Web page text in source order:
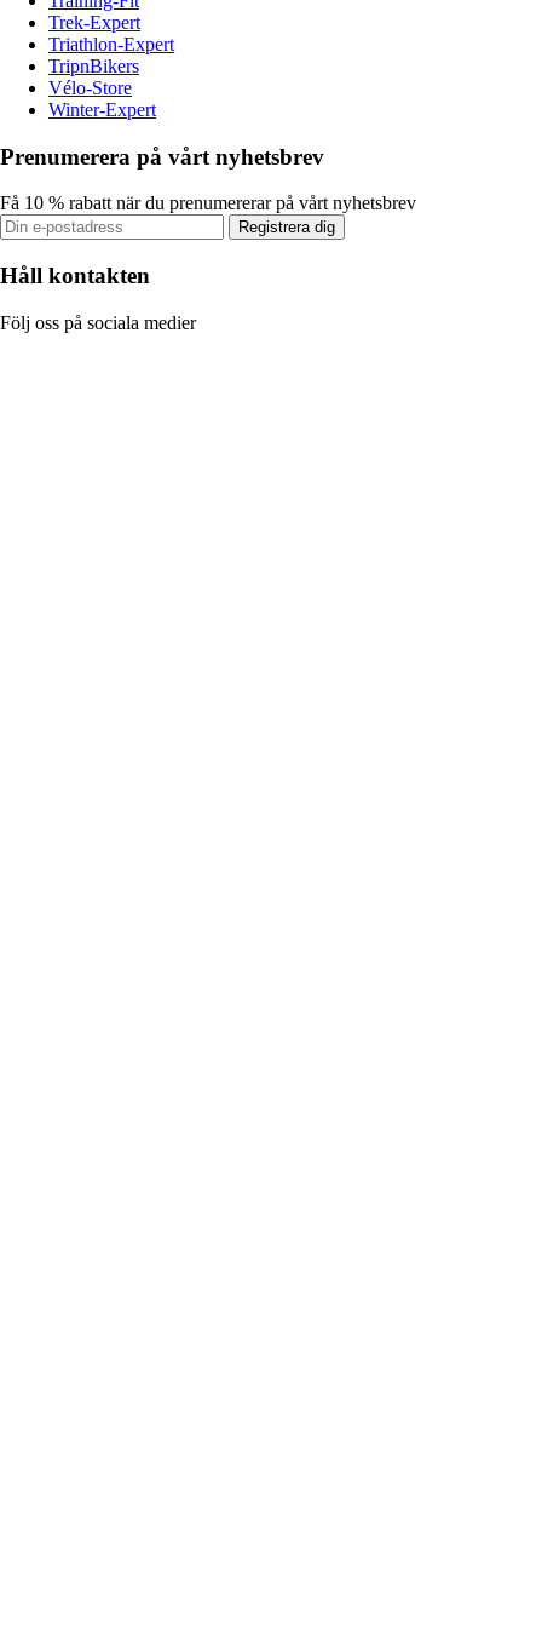
Trek-Expert
Triathlon-Expert
TripnBikers
Vélo-Store
Winter-Expert
Prenumerera på vårt nyhetsbrev
Få 10 % rabatt när du prenumererar på vårt nyhetsbrev
Registrera dig
Håll kontakten
Följ oss på sociala medier